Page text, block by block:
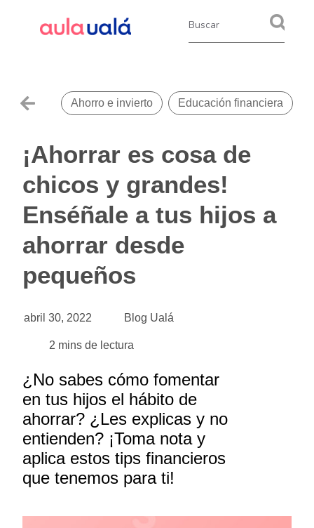
Ahorro e invierto Educación financiera
¡Ahorrar es cosa de
chicos y grandes!
Enséñale a tus hijos a
ahorrar desde
pequeños
abril 30, 2022 Blog Ualá
2 mins de lectura
¿No sabes cómo fomentar
en tus hijos el hábito de
ahorrar? ¿Les explicas y no
entienden? ¡Toma nota y
aplica estos tips financieros
que tenemos para ti!